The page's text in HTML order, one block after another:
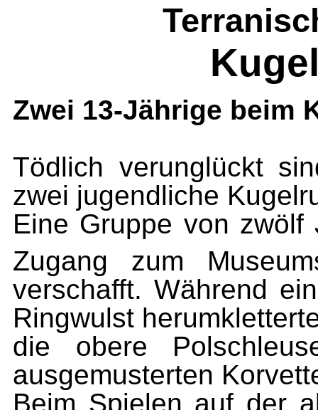
Zwei 13-Jährige beim
Tödlich verunglückt
zwei jugendliche
Eine Gruppe von
Zugang zum
verschafft. Während
Ringwulst
die obere
ausgemusterten
Beim Spielen auf der